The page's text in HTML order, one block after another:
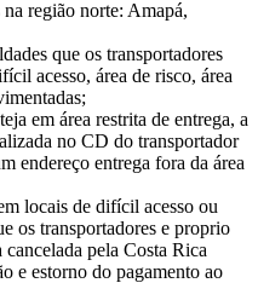
região norte: Amapá,
que os transportadores
acesso, área de risco, área
em área restrita de entrega, a
no CD do transportador
endereço entrega fora da área
locais de difícil acesso ou
os transportadores e proprio
cancelada pela Costa Rica
e estorno do pagamento ao